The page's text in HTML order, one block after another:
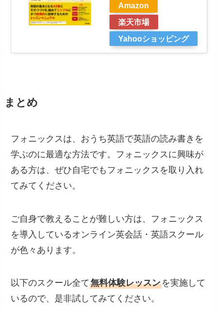
Amazon
楽天市場
Yahooショッピング
まとめ
フォニックスは、おうち英語で英語の読み書きを
学ぶのに最適な方法です。フォニックスに興味が
ある方は、ぜひ自宅でもフォニックスを取り入れ
てみてください。
ご自身で教えることが難しい方は、フォニックス
を導入しているオンライン英会話・英語スクール
が色々あります。
以下のスクール全て無料体験レッスンを実施して
いるので、是非試してみてください。